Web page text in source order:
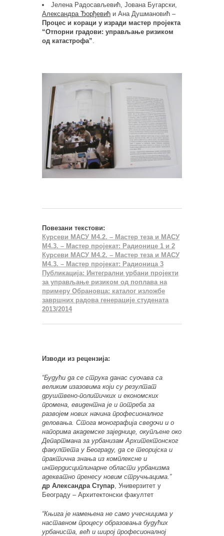
Јелена Радосављевић, Јована Бугарски,
Александра Ђорђевић и Ана Душмановић –
Процес и кораци у изради мастер пројекта
“Отпорни градови: управљање ризиком
од катастрофа”.
Повезани текстови:
Курсеви МАСУ М4.2. – Мастер теза и МАСУ
М4.3. – Мастер пројекат: Радионице 1 и 2
Курсеви МАСУ М4.2. – Мастер теза и МАСУ
М4.3. – Мастер пројекат: Радионица 3
Публикација: Интегрални урбани пројекти
за управљање ризиком од поплава на
примеру Обрановца: каталог изложбе
завршних радова генерације студената
2013/2014
Изводи из рецензија:
“Будући да се струка данас суочава са
великим изазовима који су резултат
друштвено-политичких и економских
промена, евидентна је и потреба за
развојем нових начина професионалног
деловања. Стога монографија сведочи и о
напорима академске заједнице, окупљене око
Департмана за урбанизам Архитектонског
факултета у Београду, да се теоријска и
практична знања из комплексне и
интердисциплинарне области урбанизма
адекватно пренесу новим стручњацима.”
др Александра Ступар, Универзитет у
Београду – Архитектонски факултет
“Књига је намењена не само учесницима у
наставном процесу образовања будућих
урбаниста, већ и широј професионалној